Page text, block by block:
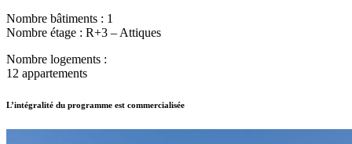
Nombre bâtiments : 1
Nombre étage : R+3 – Attiques
Nombre logements :
12 appartements
L’intégralité du programme est commercialisée